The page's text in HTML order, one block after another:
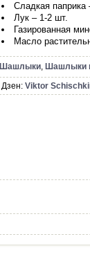
Сладкая паприка
Лук – 1-2 шт.
Газированная
Масло
Шашлыки, Шашлыки
Дзен: Viktor